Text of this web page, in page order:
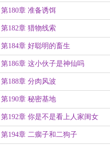
第180章 准备诱饵
第182章 猎物线索
第184章 好聪明的畜生
第186章 这小伙子是神仙吗
第188章 分肉风波
第190章 秘密基地
第192章 你是不是看上人家闺女
了？
第194章 二瘸子和二狗子